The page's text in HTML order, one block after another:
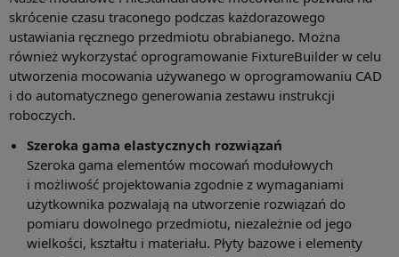
skrócenie czasu traconego podczas każdorazowego
ustawiania ręcznego przedmiotu obrabianego. Można
również wykorzystać oprogramowanie FixtureBuilder w celu
utworzenia mocowania używanego w oprogramowaniu CAD
i do automatycznego generowania zestawu instrukcji
roboczych.
Szeroka gama elastycznych rozwiązań
Szeroka gama elementów mocowań modułowych
i możliwość projektowania zgodnie z wymaganiami
użytkownika pozwalają na utworzenie rozwiązań do
pomiaru dowolnego przedmiotu, niezależnie od jego
wielkości, kształtu i materiału. Płyty bazowe i elementy